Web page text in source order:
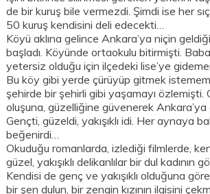
de bir kuruş bile vermezdi. Şimdi ise her
50 kuruş kendisini deli edecekti…
Köyü aklına gelince Ankara’ya niçin
başladı. Köyünde ortaokulu bitirmişti.
yetersiz olduğu için ilçedeki lise’ye
Bu köy gibi yerde çürüyüp gitmek
şehirde bir şehirli gibi yaşamayı özlemişti.
oluşuna, güzelliğine güvenerek Ankara’ya
Gençti, güzeldi, yakışıklı idi. Her aynaya
beğenirdi…
Okuduğu romanlarda, izlediği filmlerde,
güzel, yakışıklı delikanlılar bir dul kadının
Kendisi de genç ve yakışıklı olduğuna
bir şen dulun, bir zengin kızının ilgisini